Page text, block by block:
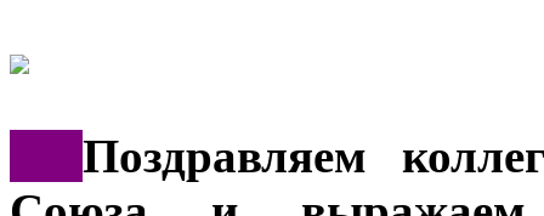
Поздравляем